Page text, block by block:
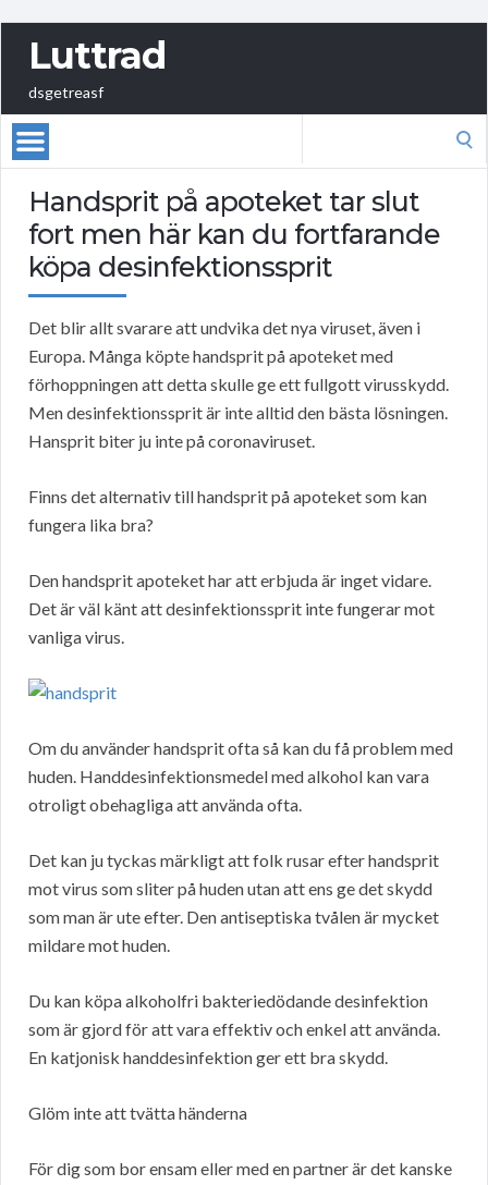
Luttrad
dsgetreasf
Handsprit på apoteket tar slut
fort men här kan du fortfarande
köpa desinfektionssprit
Det blir allt svarare att undvika det nya viruset, även i
Europa. Många köpte handsprit på apoteket med
förhoppningen att detta skulle ge ett fullgott virusskydd.
Men desinfektionssprit är inte alltid den bästa lösningen.
Hansprit biter ju inte på coronaviruset.
Finns det alternativ till handsprit på apoteket som kan
fungera lika bra?
Den handsprit apoteket har att erbjuda är inget vidare.
Det är väl känt att desinfektionssprit inte fungerar mot
vanliga virus.
Om du använder handsprit ofta så kan du få problem med
huden. Handdesinfektionsmedel med alkohol kan vara
otroligt obehagliga att använda ofta.
Det kan ju tyckas märkligt att folk rusar efter handsprit
mot virus som sliter på huden utan att ens ge det skydd
som man är ute efter. Den antiseptiska tvålen är mycket
mildare mot huden.
Du kan köpa alkoholfri bakteriedödande desinfektion
som är gjord för att vara effektiv och enkel att använda.
En katjonisk handdesinfektion ger ett bra skydd.
Glöm inte att tvätta händerna
För dig som bor ensam eller med en partner är det kanske